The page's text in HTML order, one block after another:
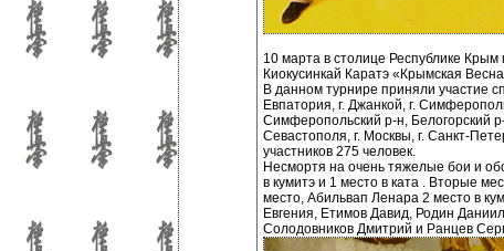
10 марта в столице Республике
Киокусинкай Каратэ «Крымская
В данном турнире приняли участие
Евпатория, г. Джанкой, г.
Симферопольский р-н, Белогорский
Севастополя, г. Москвы, г. Санкт-
участников 275 человек.
Несмортя на очень тяжелые бои и
в кумитэ и 1 место в ката . Вторые
место, Абильвап Ленара 2 место в
Евгения, Етимов Давид, Родин
Солодовников Дмитрий и Ранцев